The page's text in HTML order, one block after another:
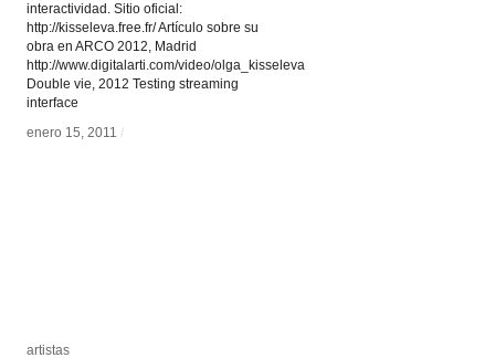
interactividad. Sitio oficial:
http://kisseleva.free.fr/ Artículo sobre su
obra en ARCO 2012, Madrid
http://www.digitalarti.com/video/olga_kisseleva
Double vie, 2012 Testing streaming
interface
enero 15, 2011 /
enero 15, 2011
artistas
artistas